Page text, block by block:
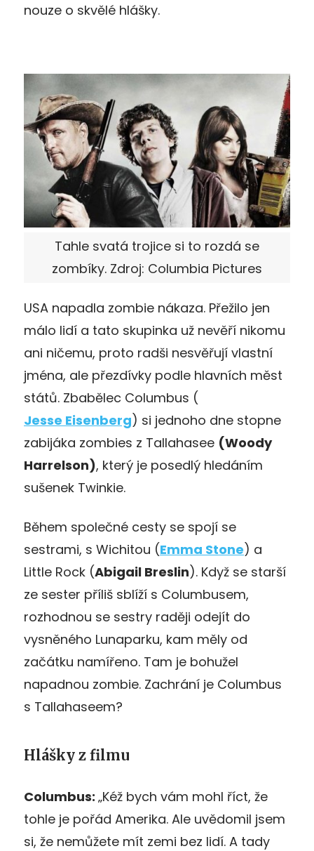
nouze o skvělé hlášky.
Tahle svatá trojice si to rozdá se
zombíky. Zdroj: Columbia Pictures
USA napadla zombie nákaza. Přežilo jen
málo lidí a tato skupinka už nevěří nikomu
ani ničemu, proto radši nesvěřují vlastní
jména, ale přezdívky podle hlavních měst
států. Zbabělec Columbus (
Jesse Eisenberg) si jednoho dne stopne
zabijáka zombies z Tallahasee (Woody
Harrelson), který je posedlý hledáním
sušenek Twinkie.
Během společné cesty se spojí se
sestrami, s Wichitou (Emma Stone) a
Little Rock (Abigail Breslin). Když se starší
ze sester příliš sblíží s Columbusem,
rozhodnou se sestry raději odejít do
vysněného Lunaparku, kam měly od
začátku namířeno. Tam je bohužel
napadnou zombie. Zachrání je Columbus
s Tallahaseem?
Hlášky z filmu
Columbus: „Kéž bych vám mohl říct, že
tohle je pořád Amerika. Ale uvědomil jsem
si, že nemůžete mít zemi bez lidí. A tady